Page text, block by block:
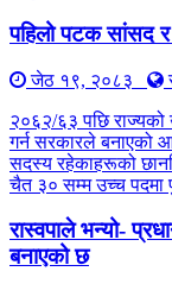
पहिलो पटक सांसद
जेठ १९, २०८३
२०६२/६३ पछि राज्यको
गर्न सरकारले बनाएको
सदस्य रहेकाहरूको
चैत ३० सम्म उच्च पदमा
रास्वपाले भन्यो-
बनाएको छ